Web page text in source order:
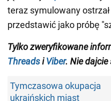
teraz symulowany
przedstawić jako próbę
Tylkozweryfikowane
ThreadsiViber. Nie
Tymczasowa okupacja
ukraińskich miast